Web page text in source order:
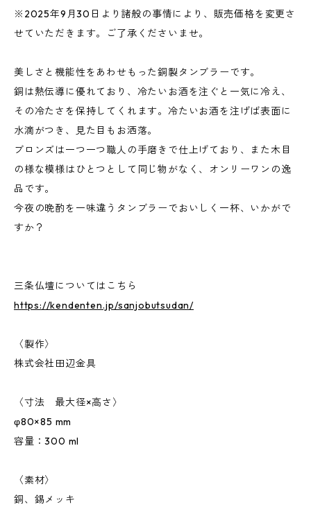
※2025年9月30日より諸般の事情により、販売価格を変更さ
せていただきます。ご了承くださいませ。
美しさと機能性をあわせもった銅製タンブラーです。
銅は熱伝導に優れており、冷たいお酒を注ぐと一気に冷え、
その冷たさを保持してくれます。冷たいお酒を注げば表面に
水滴がつき、見た目もお洒落。
ブロンズは一つ一つ職人の手磨きで仕上げており、また木目
の様な模様はひとつとして同じ物がなく、オンリーワンの逸
品です。
今夜の晩酌を一味違うタンブラーでおいしく一杯、いかがで
すか？
三条仏壇についてはこちら
https://kendenten.jp/sanjobutsudan/
〈製作〉
株式会社田辺金具
〈寸法 最大径×高さ〉
φ80×85 mm
容量：300 ml
〈素材〉
銅、錫メッキ